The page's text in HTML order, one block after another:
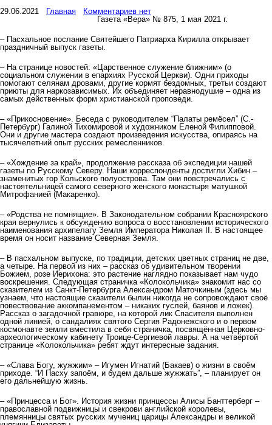
29.06.2021 Главная
Комментариев нет
Газета «Вера» № 875, 1 мая 2021 г.
– Пасхальное послание Святейшего Патриарха Кирилла открывает
праздничный выпуск газеты.
– На странице новостей: «Царственное служение ближним» (о
социальном служении в епархиях Русской Церкви). Одни приходы
помогают селянам дровами, другие кормят бездомных, третьи создают
приюты для наркозависимых. Их объединяет неравнодушие – одна из
самых действенных форм христианской проповеди.
– «Прикосновение». Беседа с руководителем “Палаты ремёсел” (С.-
Петербург) Галиной Тихомировой и художником Еленой Филипповой.
Они и другие мастера создают произведения искусства, опираясь на
тысячелетний опыт русских ремесленников.
– «Хождение за край», продолжение рассказа об экспедиции нашей
газеты по Русскому Северу. Наши корреспонденты достигли Хибин –
знаменитых гор Кольского полуострова. Там они повстречались с
настоятельницей самого северного женского монастыря матушкой
Митрофанией (Макаренко).
– «Родства не помнящие». В Законодательном собрании Красноярского
края вернулись к обсуждению вопроса о восстановлении исторического
наименования архипелагу Земля Императора Николая II. В настоящее
время он носит название Северная Земля.
– В пасхальном выпуске, по традиции, детских цветных страниц не две,
а четыре. На первой из них – рассказ об удивительном творении
Божием, розе Иерихона: это растение наглядно показывает нам чудо
воскрешения. Следующая страничка «Колокольчика» знакомит нас со
сказителем из Санкт-Петербурга Александром Маточкиным (здесь мы
узнаем, что настоящие сказители былин никогда не сопровождают своё
повествование аккомпанементом – никаких гуслей, баянов и ложек).
Рассказ о загадочной гравюре, на которой лик Спасителя выполнен
одной линией, о сандалиях святого Сергия Радонежского и о первом
космонавте земли вместила в себя страничка, посвящённая Церковно-
археологическому кабинету Троице-Сергиевой лавры. А на четвёртой
странице «Колокольчика» ребят ждут интересные задания.
– «Слава Богу, жужжим» – Игумен Игнатий (Бакаев) о жизни в своём
приходе. “И Пасху запоём, и будем дальше жужжать”, – планирует он
его дальнейшую жизнь.
– «Принцесса и Бог». История жизни принцессы Алисы Банттерберг –
православной подвижницы и свекрови английской королевы,
племянницы святых русских мучениц царицы Александры и великой